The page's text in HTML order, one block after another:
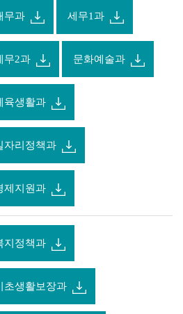
무과 세무1과
무2과 문화예술과
육생활과
자리정책과
제지원과
지정책과
초생활보장과